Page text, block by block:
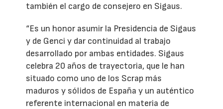
también el cargo de consejero en Sigaus.
“Es un honor asumir la Presidencia de Sigaus
y de Genci y dar continuidad al trabajo
desarrollado por ambas entidades. Sigaus
celebra 20 años de trayectoria, que le han
situado como uno de los Scrap más
maduros y sólidos de España y un auténtico
referente internacional en materia de